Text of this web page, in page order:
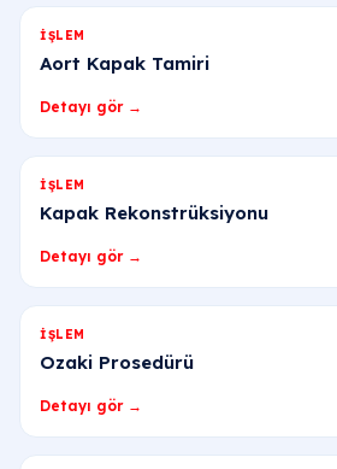
İŞLEM
Aort Kapak Tamiri
Detayı gör →
İŞLEM
Kapak Rekonstrüksiyonu
Detayı gör →
İŞLEM
Ozaki Prosedürü
Detayı gör →